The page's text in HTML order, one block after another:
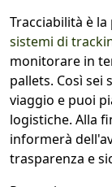
Tracciabilità è
sistemi di
monitorare in
pallets. Così
viaggio e puoi
logistiche. Alla
informerà
trasparenza e